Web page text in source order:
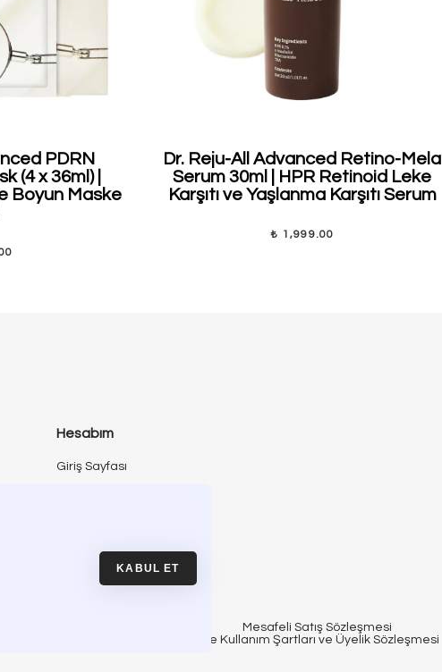
KABUL ET
PDRN
(4 x 36ml) |
Boyun Maske
Dr. Reju-All Advanced Retino-Mela
Serum 30ml | HPR Retinoid Leke
Karşıtı ve Yaşlanma Karşıtı Serum
₺ 1,999.00
Hesabım
Giriş Sayfası
Mesafeli Satış Sözleşmesi
Site Kullanım Şartları ve Üyelik Sözleşmesi